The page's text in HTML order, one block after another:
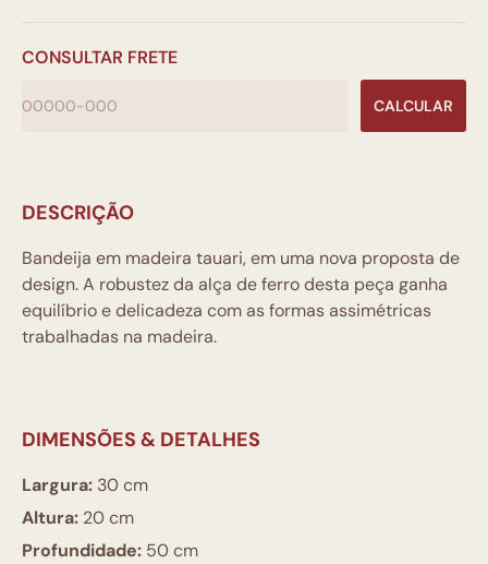
CONSULTAR FRETE
CALCULAR
DESCRIÇÃO
Bandeija em madeira tauari, em uma nova proposta de
design. A robustez da alça de ferro desta peça ganha
equilíbrio e delicadeza com as formas assimétricas
trabalhadas na madeira.
DIMENSÕES & DETALHES
Largura: 30 cm
Altura: 20 cm
Profundidade: 50 cm